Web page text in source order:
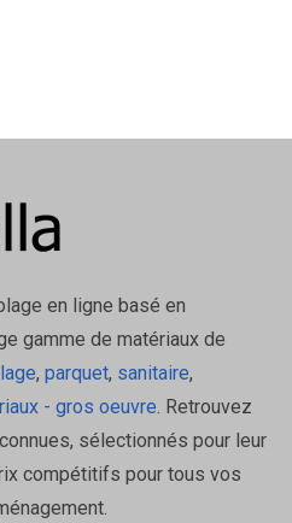
en ligne basé en
gamme de matériaux de
, parquet, sanitaire,
- gros oeuvre. Retrouvez
sélectionnés pour leur
compétitifs pour tous vos